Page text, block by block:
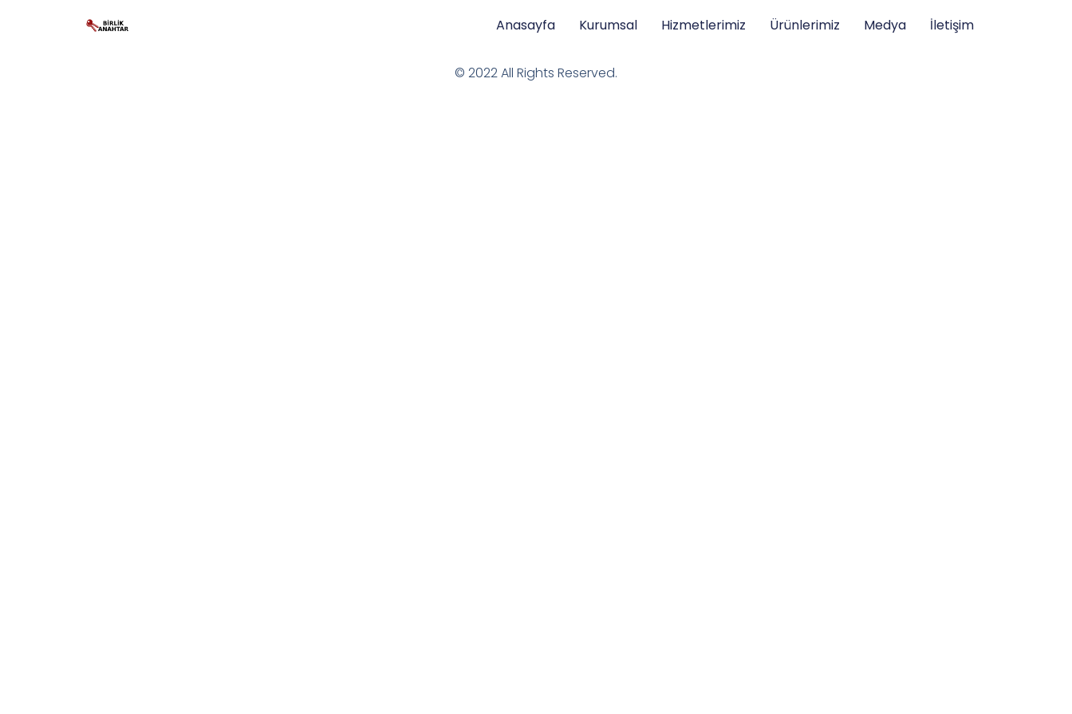
Anasayfa Kurumsal Hizmetlerimiz Ürünlerimiz Medya İletişim
© 2022 All Rights Reserved.